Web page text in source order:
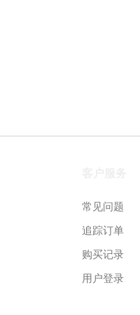
常见问题
追踪订单
购买记录
用户登录